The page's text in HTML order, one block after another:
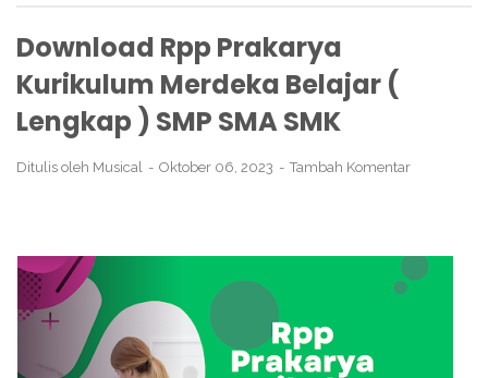
Download Rpp Prakarya
Kurikulum Merdeka Belajar (
Lengkap ) SMP SMA SMK
Ditulis oleh Musical Oktober 06, 2023 Tambah Komentar